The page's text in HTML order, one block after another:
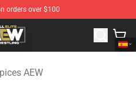
orders over $100
Merchandise Store
AEW